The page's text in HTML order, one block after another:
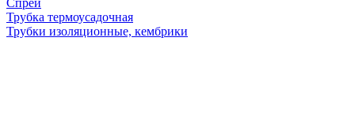
Спрей
Трубка термоусадочная
Трубки изоляционные, кембрики